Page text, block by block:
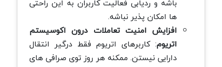
باشه و ردیابی فعالیت کاربران به این راحتی
ها امکان پذیر نباشه.
افزایش امنیت تعاملات درون اکوسیستم
اتریوم: کاربرهای اتریوم فقط درگیر انتقال
دارایی نیستن. ممکنه هر روز توی صرافی های